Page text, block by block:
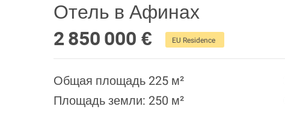
Отель в Афинах
2 850 000 €
EU Residence
Общая площадь 225 м²
Площадь земли: 250 м²